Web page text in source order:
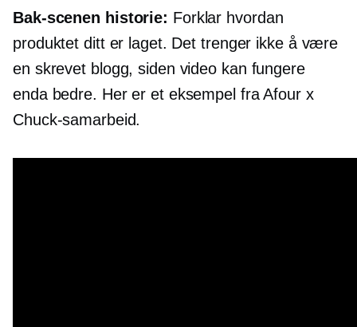
Bak-scenen historie: Forklar hvordan
produktet ditt er laget. Det trenger ikke å være
en skrevet blogg, siden video kan fungere
enda bedre. Her er et eksempel fra Afour x
Chuck-samarbeid.